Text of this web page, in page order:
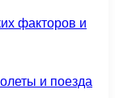
факторов и
и поезда